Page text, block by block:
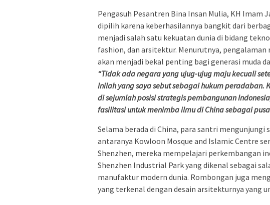
Pengasuh Pesantren Bina Insan Mulia, KH Imam
dipilih karena keberhasilannya bangkit dari
menjadi salah satu kekuatan dunia di bidang
fashion, dan arsitektur. Menurutnya,
akan menjadi bekal penting bagi generasi muda
“Tidak ada negara yang ujug-ujug maju kecuali
Inilah yang saya sebut sebagai hukum peradaban.
di sejumlah posisi strategis pembangunan
fasilitasi untuk menimba ilmu di China sebagai
Selama berada di China, para santri
antaranya Kowloon Mosque and Islamic Centre
Shenzhen, mereka mempelajari perkembangan
Shenzhen Industrial Park yang dikenal sebagai
manufaktur modern dunia. Rombongan juga
yang terkenal dengan desain arsitekturnya yang